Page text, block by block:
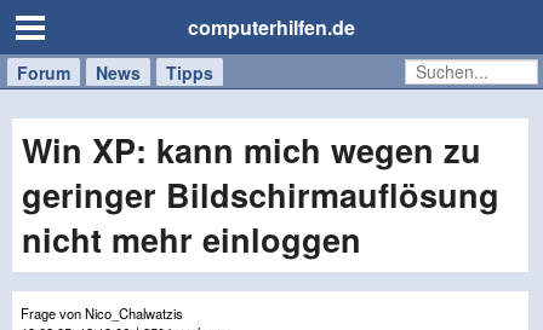
computerhilfen.de
Forum News Tipps
Handy
Tablet
Windows
Mac
Win XP: kann mich wegen zu
geringer Bildschirmauflösung
nicht mehr einloggen
Frage von Nico_Chalwatzis